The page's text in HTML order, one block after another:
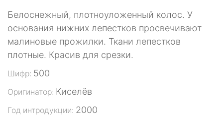
Белоснежный, плотноуложенный колос. У
основания нижних лепестков просвечивают
малиновые прожилки. Ткани лепестков
плотные. Красив для срезки.
Шифр: 500
Оригинатор: Киселёв
Год интродукции: 2000